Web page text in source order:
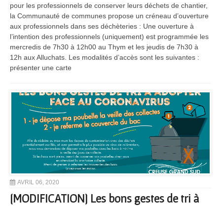
pour les professionnels de conserver leurs déchets de chantier,
la Communauté de communes propose un créneau d’ouverture
aux professionnels dans ses déchèteries : Une ouverture à
l’intention des professionnels (uniquement) est programmée les
mercredis de 7h30 à 12h00 au Thym et les jeudis de 7h30 à
12h aux Alluchats. Les modalités d’accès sont les suivantes :
présenter une carte
AVRIL 06, 2020
[MODIFICATION] Les bons gestes de tri à